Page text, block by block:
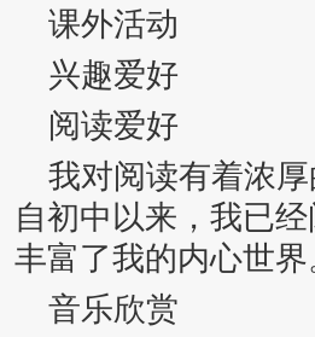
课外活动
兴趣爱好
阅读爱好
我对阅读有着浓
自初中以来，我已
丰富了我的内心世界
音乐欣赏